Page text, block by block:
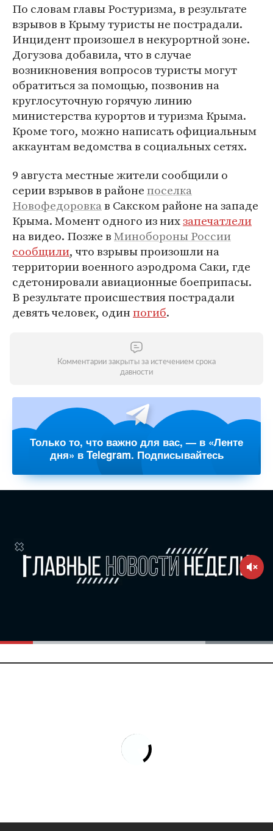
По словам главы Ростуризма, в результате
взрывов в Крыму туристы не пострадали.
Инцидент произошел в некурортной зоне.
Догузова добавила, что в случае
возникновения вопросов туристы могут
обратиться за помощью, позвонив на
круглосуточную горячую линию
министерства курортов и туризма Крыма.
Кроме того, можно написать официальным
аккаунтам ведомства в социальных сетях.
9 августа местные жители сообщили о
серии взрывов в районепоселка
Новофедоровкав Сакском районе на западе
Крыма. Момент одного из нихзапечатлели
на видео. Позже вМинобороны России
сообщили, что взрывы произошли на
территории военного аэродрома Саки, где
сдетонировали авиационные боеприпасы.
В результате происшествия пострадали
девять человек, одинпогиб.
Комментарии закрыты за истечением срока
давности
Только то, что важно для вас, — в «Ленте
дня» в Telegram. Подписывайтесь